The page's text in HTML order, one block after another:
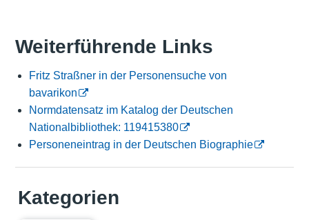
Weiterführende Links
Fritz Straßner in der Personensuche von
bavarikon
Normdatensatz im Katalog der Deutschen
Nationalbibliothek: 119415380
Personeneintrag in der Deutschen Biographie
Kategorien